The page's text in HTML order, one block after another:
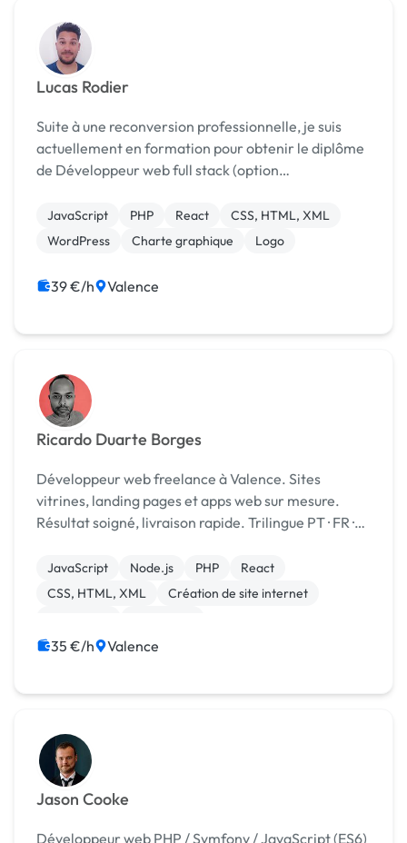
Lucas Rodier
Suite à une reconversion professionnelle, je suis
actuellement en formation pour obtenir le diplôme
de Développeur web full stack (option
mon auto-entreprise afin de gagner en expérience
rapideme...
JavaScript PHP React
CSS, HTML, XML
WordPress
Charte graphique Logo
39 €/h Valence
Ricardo Duarte Borges
Développeur web freelance à Valence. Sites
vitrines, landing pages et apps web sur mesure.
Résultat soigné, livraison rapide. Trilingue PT · FR ·
JavaScript Node.js PHP
React
CSS, HTML, XML
Création de site internet
35 €/h Valence
Jason Cooke
Développeur web PHP / Symfony / JavaScript (ES6)